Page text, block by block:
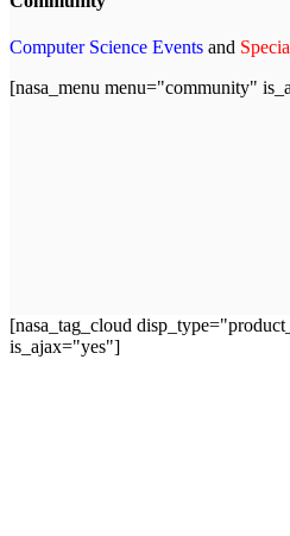
Computer Science Events and
[nasa_menu menu="community"
[nasa_tag_cloud
is_ajax="yes"]